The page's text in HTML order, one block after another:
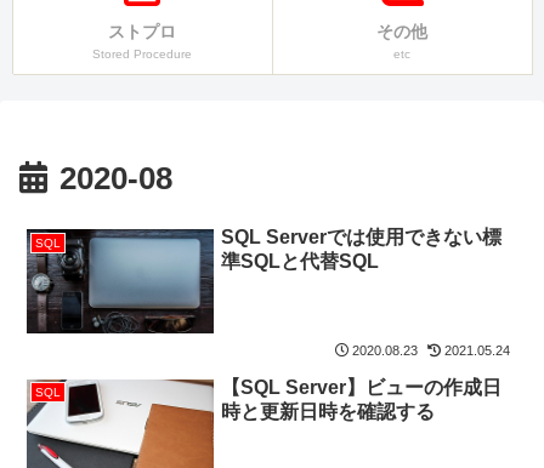
ストプロ
Stored Procedure
その他
etc
2020-08
SQL
SQL Serverでは使用できない標
準SQLと代替SQL
2020.08.23 2021.05.24
SQL
【SQL Server】ビューの作成日
時と更新日時を確認する